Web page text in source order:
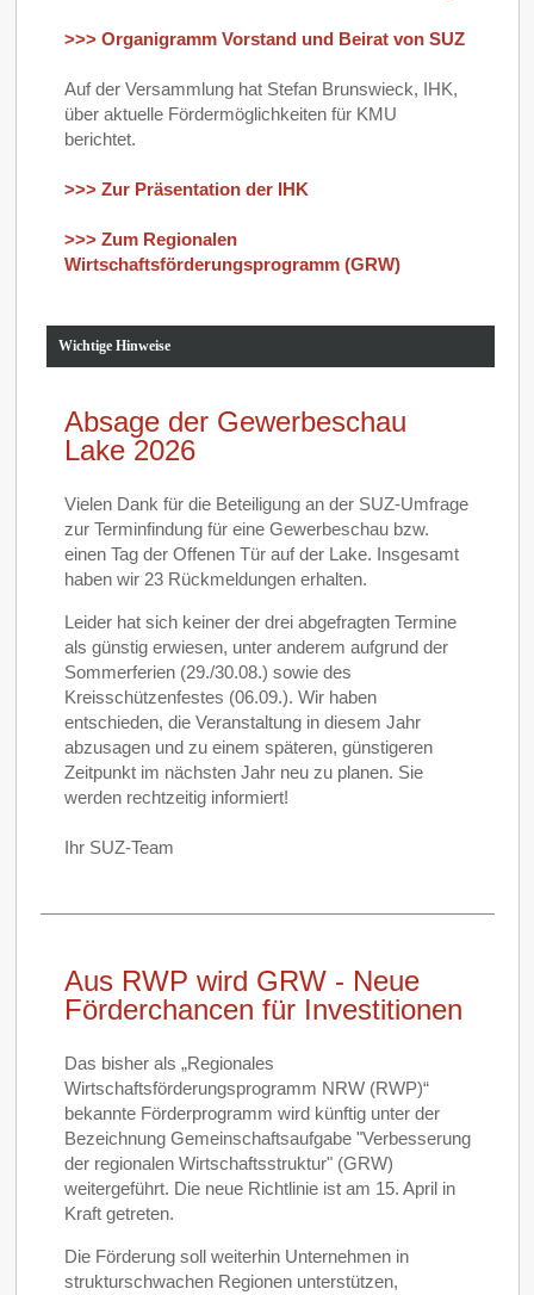
>>> Organigramm Vorstand und Beirat von SUZ
Auf der Versammlung hat Stefan Brunswieck, IHK,
über aktuelle Fördermöglichkeiten für KMU
berichtet.
>>> Zur Präsentation der IHK
>>> Zum Regionalen
Wirtschaftsförderungsprogramm (GRW)
Wichtige Hinweise
Absage der Gewerbeschau
Lake 2026
Vielen Dank für die Beteiligung an der SUZ‑Umfrage
zur Terminfindung für eine Gewerbeschau bzw.
einen Tag der Offenen Tür auf der Lake. Insgesamt
haben wir 23 Rückmeldungen erhalten.
Leider hat sich keiner der drei abgefragten Termine
als günstig erwiesen, unter anderem aufgrund der
Sommerferien (29./30.08.) sowie des
Kreisschützenfestes (06.09.). Wir haben
entschieden, die Veranstaltung in diesem Jahr
abzusagen und zu einem späteren, günstigeren
Zeitpunkt im nächsten Jahr neu zu planen. Sie
werden rechtzeitig informiert!
Ihr SUZ-Team
Aus RWP wird GRW - Neue
Förderchancen für Investitionen
Das bisher als „Regionales
Wirtschaftsförderungsprogramm NRW (RWP)“
bekannte Förderprogramm wird künftig unter der
Bezeichnung Gemeinschaftsaufgabe "Verbesserung
der regionalen Wirtschaftsstruktur" (GRW)
weitergeführt. Die neue Richtlinie ist am 15. April in
Kraft getreten.
Die Förderung soll weiterhin Unternehmen in
strukturschwachen Regionen unterstützen,